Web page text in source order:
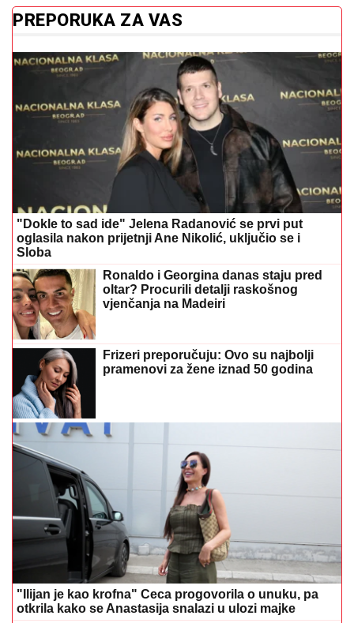
PREPORUKA ZA VAS
"Dokle to sad ide" Jelena Radanović se prvi put
oglasila nakon prijetnji Ane Nikolić, uključio se i
Sloba
Ronaldo i Georgina danas staju pred
oltar? Procurili detalji raskošnog
vjenčanja na Madeiri
Frizeri preporučuju: Ovo su najbolji
pramenovi za žene iznad 50 godina
"Ilijan je kao krofna" Ceca progovorila o unuku, pa
otkrila kako se Anastasija snalazi u ulozi majke